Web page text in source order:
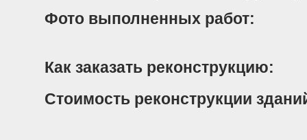
Фото выполненных работ:
Как заказать реконструкцию:
Стоимость реконструкции